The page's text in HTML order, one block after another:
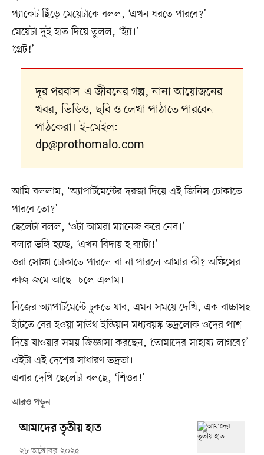
প্যাকেট ছিঁড়ে মেয়েটাকে বলল, ‘এখন ধরতে পারবে?’
মেয়েটা দুই হাত দিয়ে তুলল, ‘হ্যাঁ।’
‘গ্রেট!’
দূর পরবাস-এ জীবনের গল্প, নানা আয়োজনের
খবর, ভিডিও, ছবি ও লেখা পাঠাতে পারবেন
পাঠকেরা। ই-মেইল:
dp@prothomalo.com
আমি বললাম, ‘অ্যাপার্টমেন্টের দরজা দিয়ে এই জিনিস ঢোকাতে
পারবে তো?’
ছেলেটা বলল, ‘ওটা আমরা ম্যানেজ করে নেব।’
বলার ভঙ্গি হচ্ছে, ‘এখন বিদায় হ ব্যাটা!’
ওরা সোফা ঢোকাতে পারলে বা না পারলে আমার কী? অফিসের
কাজ জমে আছে। চলে এলাম।
নিজের অ্যাপার্টমেন্টে ঢুকতে যাব, এমন সময়ে দেখি, এক বাচ্চাসহ
হাঁটতে বের হওয়া সাউথ ইন্ডিয়ান মধ্যবয়স্ক ভদ্রলোক ওদের পাশ
দিয়ে যাওয়ার সময় জিজ্ঞাসা করছেন, ‘তোমাদের সাহায্য লাগবে?’
এইটা এই দেশের সাধারণ ভদ্রতা।
এবার দেখি ছেলেটা বলছে, ‘শিওর!’
আরও পড়ুন
আমাদের তৃতীয় হাত
২৮ অক্টোবর ২০২৫